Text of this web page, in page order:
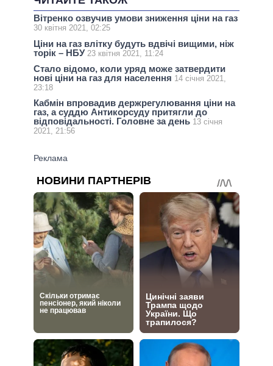
Вітренко озвучив умови зниження ціни на газ
30 квітня 2021, 02:25
Ціни на газ влітку будуть вдвічі вищими, ніж
торік – НБУ 23 квітня 2021, 11:24
Стало відомо, коли уряд може затвердити
нові ціни на газ для населення 14 січня 2021,
23:18
Кабмін впровадив держрегулювання ціни на
газ, а суддю Антикорсуду притягли до
відповідальності. Головне за день 13 січня
2021, 21:56